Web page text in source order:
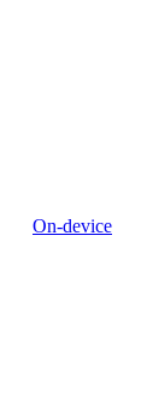
On-device